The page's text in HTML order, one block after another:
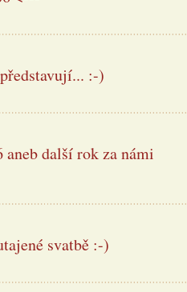
:-)
další rok za námi
svatbě :-)